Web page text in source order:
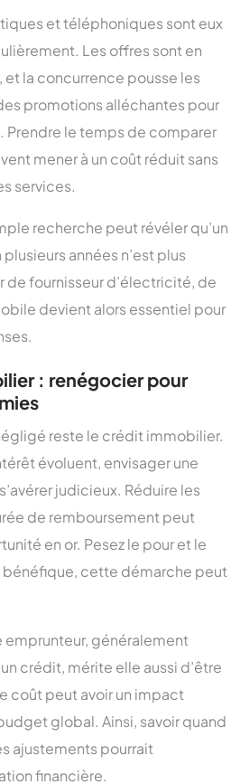
et téléphoniques sont eux
Les offres sont en
la concurrence pousse les
promotions alléchantes pour
Prendre le temps de comparer
mener à un coût réduit sans
services.
recherche peut révéler qu’un
années n’est plus
fournisseur d’électricité, de
devient alors essentiel pour
: renégocier pour
reste le crédit immobilier.
évoluent, envisager une
judicieux. Réduire les
de remboursement peut
en or. Pesez le pour et le
bénéfique, cette démarche peut
emprunteur, généralement
crédit, mérite elle aussi d’être
coût peut avoir un impact
global. Ainsi, savoir quand
ajustements pourrait
financière.